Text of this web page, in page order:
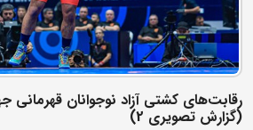
رقابت‌های کشتی آزاد نوجوانان قهرمانی
(گزارش تصویری 2)